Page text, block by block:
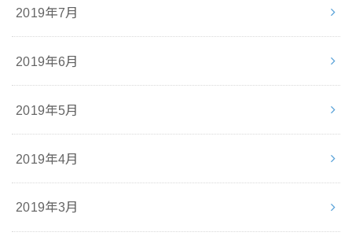
2019年7月
2019年6月
2019年5月
2019年4月
2019年3月